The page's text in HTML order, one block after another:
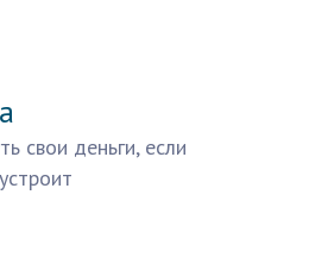
свои деньги, если